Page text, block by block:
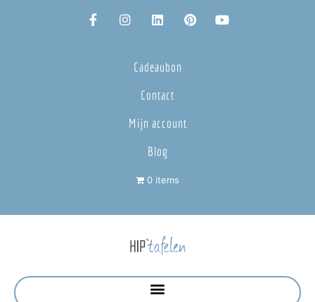
Cadeaubon
Contact
Mijn account
Blog
0 items